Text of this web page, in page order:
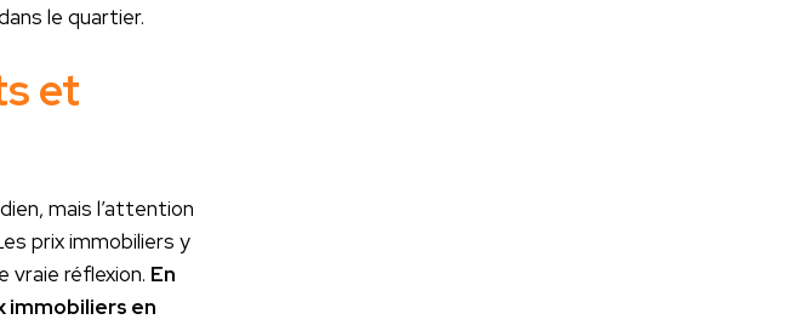
le quartier.
et
mais l’attention
prix immobiliers y
vraie réflexion. En
immobiliers en